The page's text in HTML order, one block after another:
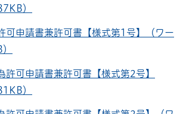
）
可申請書兼許可書【様式第1号】（ワー
許可申請書兼許可書【様式第2号】
）